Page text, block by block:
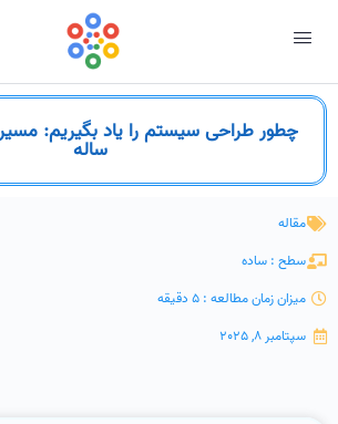
ساله
مقاله
سطح : ساده
میزان زمان مطالعه : 5 دقیقه
سپتامبر 8, 2025